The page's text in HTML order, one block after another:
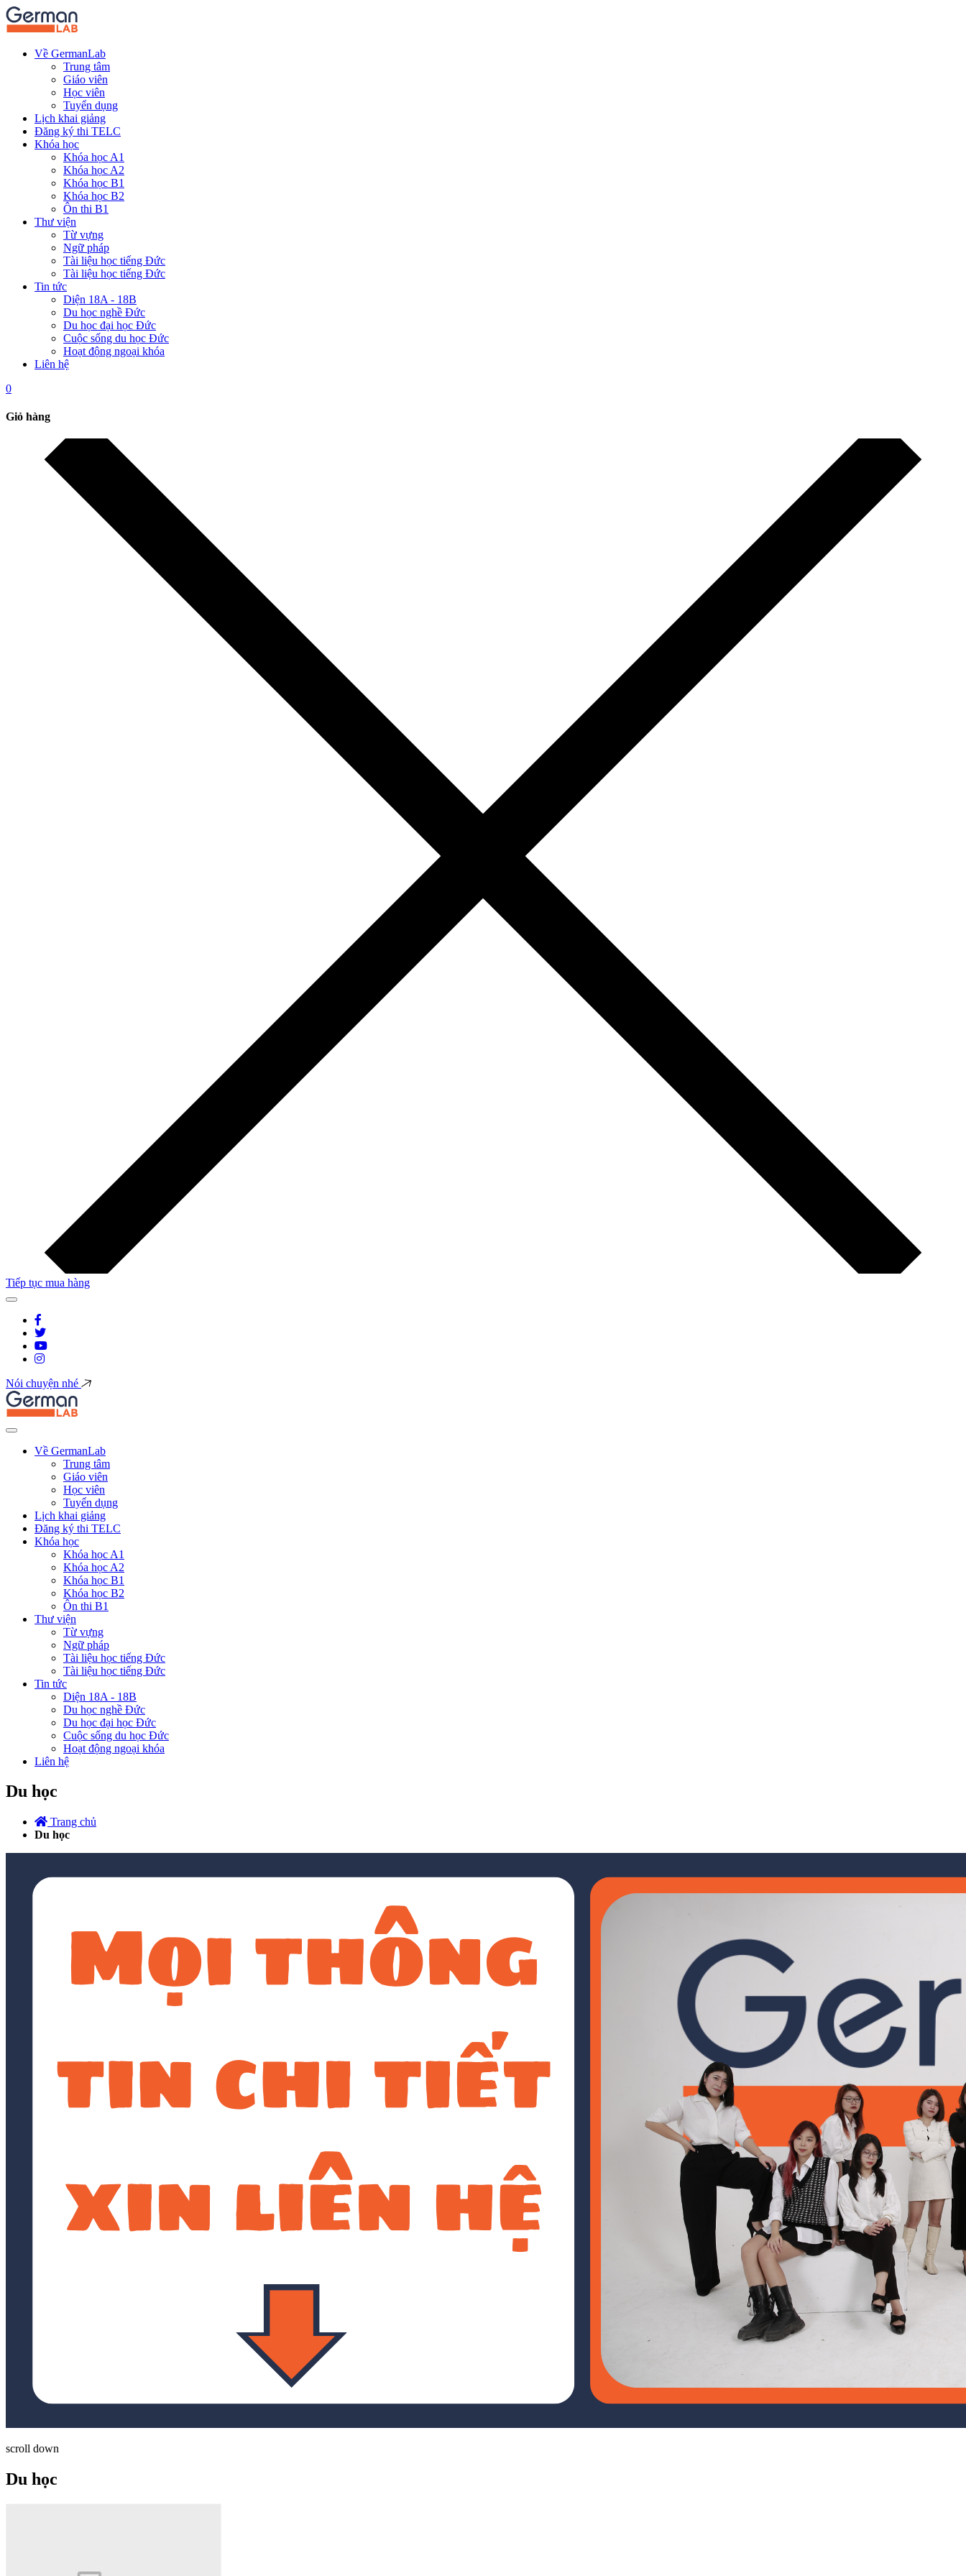
Về GermanLab
Trung tâm
Giáo viên
Học viên
Tuyển dụng
Lịch khai giảng
Đăng ký thi TELC
Khóa học
Khóa học A1
Khóa học A2
Khóa học B1
Khóa học B2
Ôn thi B1
Thư viện
Từ vựng
Ngữ pháp
Tài liệu học tiếng Đức
Tài liệu học tiếng Đức
Tin tức
Diện 18A - 18B
Du học nghề Đức
Du học đại học Đức
Cuộc sống du học Đức
Hoạt động ngoại khóa
Liên hệ
0
Giỏ hàng
Tiếp tục mua hàng
Nói chuyện nhé
Về GermanLab
Trung tâm
Giáo viên
Học viên
Tuyển dụng
Lịch khai giảng
Đăng ký thi TELC
Khóa học
Khóa học A1
Khóa học A2
Khóa học B1
Khóa học B2
Ôn thi B1
Thư viện
Từ vựng
Ngữ pháp
Tài liệu học tiếng Đức
Tài liệu học tiếng Đức
Tin tức
Diện 18A - 18B
Du học nghề Đức
Du học đại học Đức
Cuộc sống du học Đức
Hoạt động ngoại khóa
Liên hệ
Du học
Trang chủ
Du học
scroll down
Du học